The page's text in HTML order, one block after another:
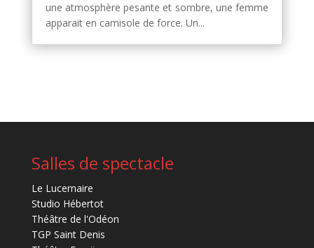
une atmosphère pesante et sombre, une femme
apparait en camisole de force. Un...
Salles de spectacle
Le Lucernaire
Studio Hébertot
Théâtre de l'Odéon
TGP Saint Denis